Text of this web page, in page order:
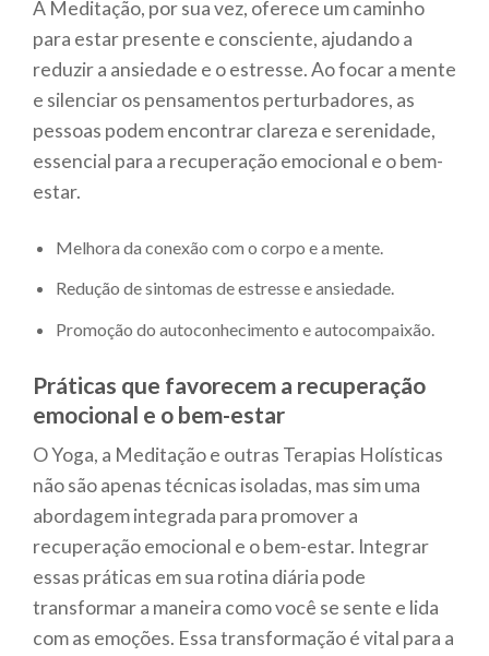
A Meditação, por sua vez, oferece um caminho
para estar presente e consciente, ajudando a
reduzir a ansiedade e o estresse. Ao focar a mente
e silenciar os pensamentos perturbadores, as
pessoas podem encontrar clareza e serenidade,
essencial para a recuperação emocional e o bem-
estar.
Melhora da conexão com o corpo e a mente.
Redução de sintomas de estresse e ansiedade.
Promoção do autoconhecimento e autocompaixão.
Práticas que favorecem a recuperação
emocional e o bem-estar
O Yoga, a Meditação e outras Terapias Holísticas
não são apenas técnicas isoladas, mas sim uma
abordagem integrada para promover a
recuperação emocional e o bem-estar. Integrar
essas práticas em sua rotina diária pode
transformar a maneira como você se sente e lida
com as emoções. Essa transformação é vital para a